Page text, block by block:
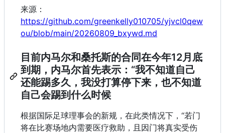
来源：
https://github.com/greenkelly010705/yjvcl0qew
ou/blob/main/20260809_bxywd.md
目前内马尔和桑托斯的合同在今年12月底
到期，内马尔首先表示：“我不知道自己
还能踢多久，我没打算停下来，也不知道
自己会踢到什么时候
根据国际足球理事会的新规，在此类情况下，“若门
将在比赛场地内需要医疗救助，且因门将真实受伤